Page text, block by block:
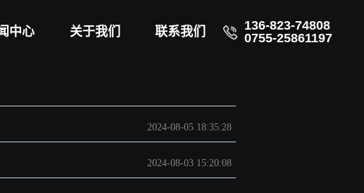
中心 关于我们 联系我们
136-823-74808
0755-25861197
2024-08-05 18:35:28
2024-08-03 15:20:08